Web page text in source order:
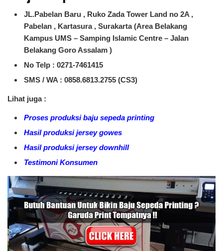
JL.Pabelan Baru , Ruko Zada Tower Land no 2A ,
Pabelan , Kartasura , Surakarta (Area Belakang
Kampus UMS – Samping Islamic Centre – Jalan
Belakang Goro Assalam )
No Telp : 0271-7461415
SMS / WA : 0858.6813.2755 (CS3)
Lihat juga :
Proses produksi baju sepeda printing
Hasil produksi jersey gowes
Hasil produksi jersey downhill
Testimoni Konsumen